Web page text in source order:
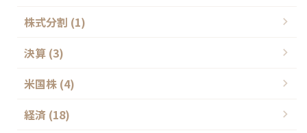
株式分割 (1)
決算 (3)
米国株 (4)
経済 (18)